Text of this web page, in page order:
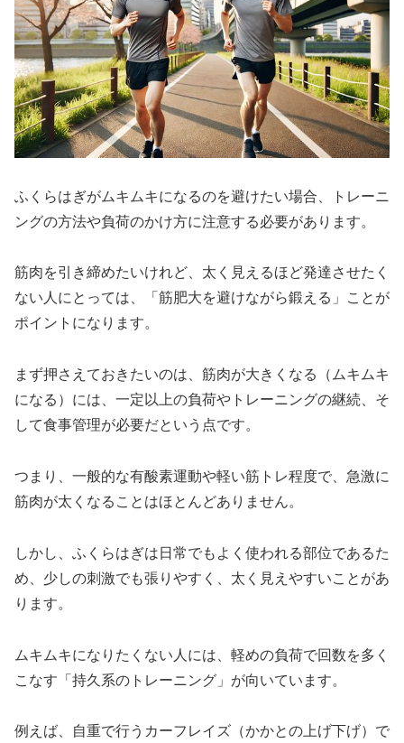
ふくらはぎがムキムキになるのを避けたい場合、トレーニ
ングの方法や負荷のかけ方に注意する必要があります。
筋肉を引き締めたいけれど、太く見えるほど発達させたく
ない人にとっては、「筋肥大を避けながら鍛える」ことが
ポイントになります。
まず押さえておきたいのは、筋肉が大きくなる（ムキムキ
になる）には、一定以上の負荷やトレーニングの継続、そ
して食事管理が必要だという点です。
つまり、一般的な有酸素運動や軽い筋トレ程度で、急激に
筋肉が太くなることはほとんどありません。
しかし、ふくらはぎは日常でもよく使われる部位であるた
め、少しの刺激でも張りやすく、太く見えやすいことがあ
ります。
ムキムキになりたくない人には、軽めの負荷で回数を多く
こなす「持久系のトレーニング」が向いています。
例えば、自重で行うカーフレイズ（かかとの上げ下げ）で